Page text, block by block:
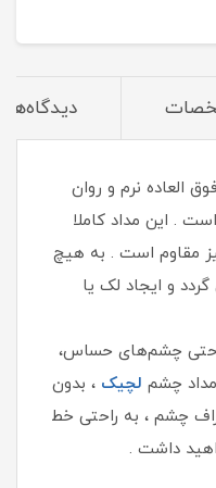
دیدگاه‌ها
العاده نرم و روان
. این مداد کاملا
مقاوم است . به هیچ
و ایجاد لک یا
حتی چشم‌های حساس،
چشم لچیک ، بدون
چشم ، به راحتی خط
داشت .